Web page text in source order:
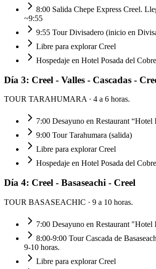
8:00 Salida Chepe Express Creel.
~9:55
9:55 Tour Divisadero (inicio en
Libre para explorar Creel
Hospedaje en Hotel Posada del
Día 3: Creel - Valles - Cascadas -
TOUR TARAHUMARA · 4 a 6 horas.
7:00 Desayuno en Restaurant “Hotel
9:00 Tour Tarahumara (salida)
Libre para explorar Creel
Hospedaje en Hotel Posada del
Día 4: Creel - Basaseachi - Creel
TOUR BASASEACHIC · 9 a 10 horas.
7:00 Desayuno en Restaurant "Hotel
8:00-9:00 Tour Cascada de
9-10 horas.
Libre para explorar Creel